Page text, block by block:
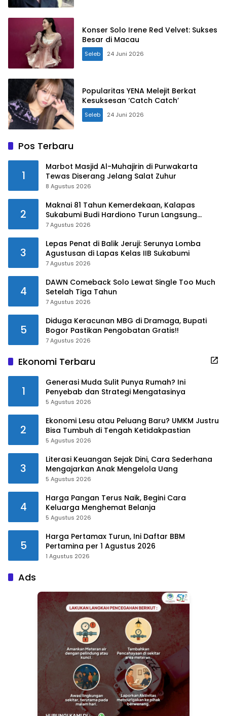
Konser Solo Irene Red Velvet: Sukses
Besar di Macau
Seleb 24 Juni 2026
Popularitas YENA Melejit Berkat
Kesuksesan ‘Catch Catch’
Seleb 24 Juni 2026
Pos Terbaru
1
Marbot Masjid Al-Muhajirin di Purwakarta
Tewas Diserang Jelang Salat Zuhur
8 Agustus 2026
2
Maknai 81 Tahun Kemerdekaan, Kalapas
Sukabumi Budi Hardiono Turun Langsung
Salurkan Bantuan ke Panti Asuhan
7 Agustus 2026
3
Lepas Penat di Balik Jeruji: Serunya Lomba
Agustusan di Lapas Kelas IIB Sukabumi
7 Agustus 2026
4
DAWN Comeback Solo Lewat Single Too Much
Setelah Tiga Tahun
7 Agustus 2026
5
Diduga Keracunan MBG di Dramaga, Bupati
Bogor Pastikan Pengobatan Gratis!!
7 Agustus 2026
Ekonomi Terbaru
1
Generasi Muda Sulit Punya Rumah? Ini
Penyebab dan Strategi Mengatasinya
5 Agustus 2026
2
Ekonomi Lesu atau Peluang Baru? UMKM Justru
Bisa Tumbuh di Tengah Ketidakpastian
5 Agustus 2026
3
Literasi Keuangan Sejak Dini, Cara Sederhana
Mengajarkan Anak Mengelola Uang
5 Agustus 2026
4
Harga Pangan Terus Naik, Begini Cara
Keluarga Menghemat Belanja
5 Agustus 2026
5
Harga Pertamax Turun, Ini Daftar BBM
Pertamina per 1 Agustus 2026
1 Agustus 2026
Ads